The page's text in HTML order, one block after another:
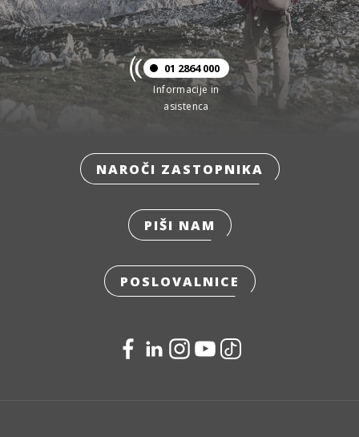
01 2864 000
Informacije in
asistenca
NAROČI ZASTOPNIKA
PIŠI NAM
POSLOVALNICE